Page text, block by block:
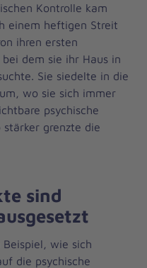
Kontrolle kam
einem heftigen Streit
ihren ersten
dem sie ihr Haus in
Sie siedelte in die
wo sie sich immer
psychische
grenzte die
sind
Beispiel, wie sich
die psychische